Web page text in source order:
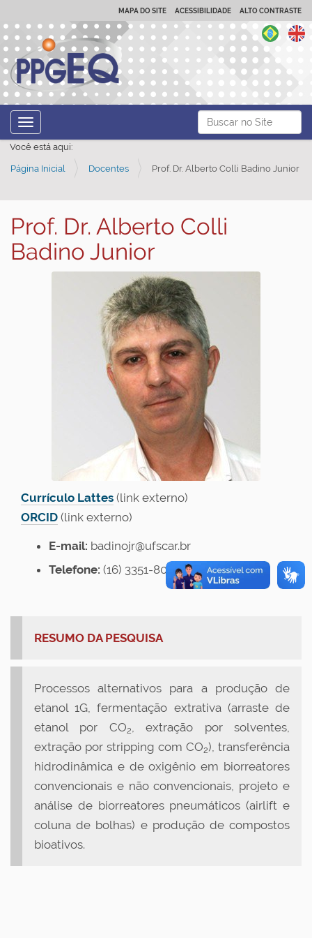
Busca
Busca Avançada…
MAPA DO SITE ACESSIBILIDADE ALTO CONTRASTE
Toggle navigation
Você está aqui:
Página Inicial Docentes Prof. Dr. Alberto Colli Badino Junior
Prof. Dr. Alberto Colli
Badino Junior
Currículo Lattes (link externo)
ORCID (link externo)
E-mail: badinojr@ufscar.br
Telefone: (16) 3351-8001
RESUMO DA PESQUISA
Processos alternativos para a produção de
etanol 1G, fermentação extrativa (arraste de
etanol por CO2, extração por solventes,
extração por stripping com CO2), transferência
hidrodinâmica e de oxigênio em biorreatores
convencionais e não convencionais, projeto e
análise de biorreatores pneumáticos (airlift e
coluna de bolhas) e produção de compostos
bioativos.